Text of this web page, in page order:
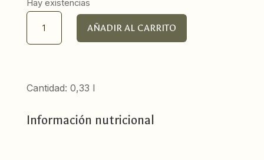
Hay existencias
Ale
AÑADIR AL CARRITO
Cantidad: 0,33 l
Información nutricional